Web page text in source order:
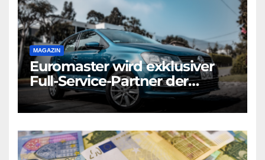
MAGAZIN
Euromaster wird exklusiver
Full-Service-Partner der
Volkswagen Leasing GmbH
für Nicht-Konzernmarken